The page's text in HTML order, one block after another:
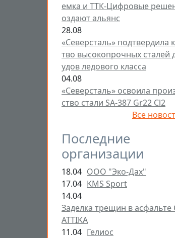
емка и ТТК-Цифровые
оздают альянс
28.08
«Северсталь» подтвердила
тво высокопрочных сталей
удов ледового класса
04.08
«Северсталь» освоила
ство стали SA-387 Gr22 Cl2
Все
Последние
организации
18.04 ООО "Эко-Дах"
17.04 KMS Sport
14.04
Заделка трещин в асфальте
ATTIKA
11.04 Гелиос